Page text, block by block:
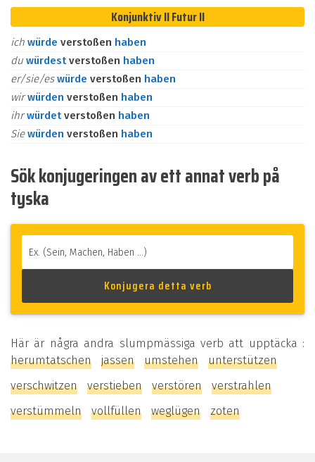
Konjunktiv II Futur II
ich würde verstoßen haben
du würdestverstoßen haben
er/sie/eswürde verstoßen haben
wirwürden verstoßen haben
ihrwürdetverstoßen haben
Siewürden verstoßen haben
Sök konjugeringen av ett annat verb på
tyska
Här är några andra slumpmässiga verb att upptäcka :
herumtatschen
jassen umstehen
unterstützen
verschwitzen
verstieben verstören
verstrahlen
verstümmeln
vollfüllen weglügen zoten